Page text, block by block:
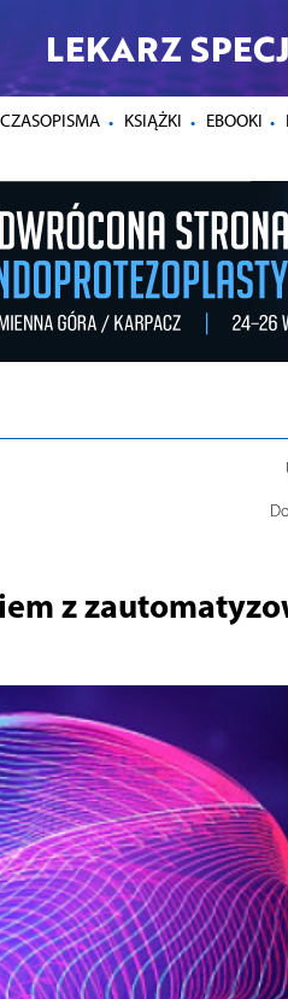
LEKARZ
CZASOPISMA KSIĄŻKI EBOOKI
z